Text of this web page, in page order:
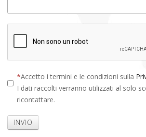
Accetto i termini e le condizioni sulla
I dati raccolti verranno utilizzati al solo
ricontattare.
INVIO